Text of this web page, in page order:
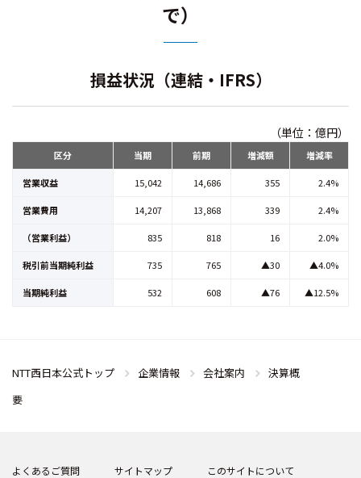
で）
損益状況（連結・IFRS）
（単位：億円）
区分 当期 前期 増減額 増減率
営業収益 15,042 14,686 355 2.4%
営業費用 14,207 13,868 339 2.4%
（営業利益） 835 818 16 2.0%
税引前当期純利益 735 765 ▲30 ▲4.0%
当期純利益 532 608 ▲76 ▲12.5%
NTT西日本公式トップ 企業情報 会社案内
決算概
要
よくあるご質問 サイトマップ このサイトについて